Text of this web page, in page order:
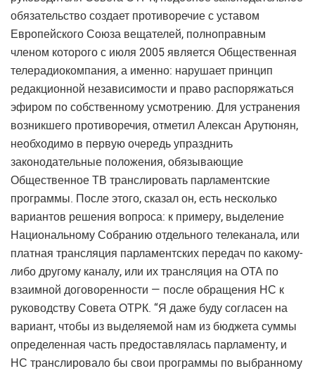
обязательство создает противоречие с уставом
Европейского Союза вещателей, полноправным
членом которого с июля 2005 является Общественная
телерадиокомпания, а именно: нарушает принцип
редакционной независимости и право распоряжаться
эфиром по собственному усмотрению. Для устранения
возникшего противоречия, отметил Алексан Арутюнян,
необходимо в первую очередь упразднить
законодательные положения, обязывающие
Общественное ТВ транслировать парламентские
программы. После этого, сказал он, есть несколько
вариантов решения вопроса: к примеру, выделение
Национальному Собранию отдельного телеканала, или
платная трансляция парламентских передач по какому-
либо другому каналу, или их трансляция на ОТА по
взаимной договоренности — после обращения НС к
руководству Совета ОТРК. “Я даже буду согласен на
вариант, чтобы из выделяемой нам из бюджета суммы
определенная часть предоставлялась парламенту, и
НС транслировало бы свои программы по выбранному